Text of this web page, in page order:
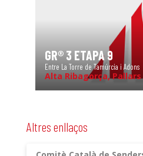
GR® 3 ETAPA 9
Entre La Torre de Tamúrcia i Adons
Alta Ribagorça, Pallars
Altres enllaços